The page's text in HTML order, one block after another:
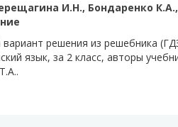
И.Н., Бондаренко
решения из решебника
язык, за 2 класс, авторы